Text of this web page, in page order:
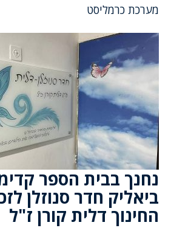
מערכת כרמליסט
נחנך בבית הספר
ביאליק חדר סנוזלן
החינוך דלית קורן ז"ל